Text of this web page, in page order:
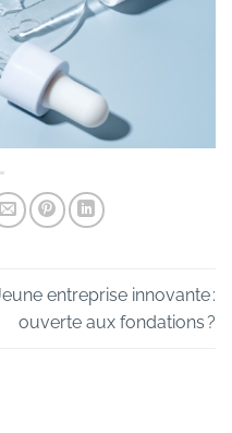
entreprise innovante :
ouverte aux fondations ?